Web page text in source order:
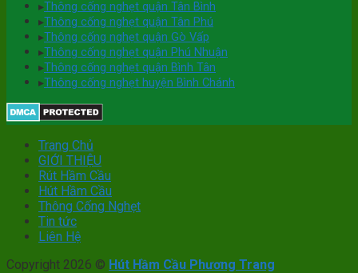
▸Thông cống nghẹt quận Tân Bình
▸Thông cống nghẹt quận Tân Phú
▸Thông cống nghẹt quận Gò Vấp
▸Thông cống nghẹt quận Phú Nhuận
▸Thông cống nghẹt quận Bình Tân
▸Thông cống nghẹt huyện Bình Chánh
Trang Chủ
GIỚI THIỆU
Rút Hầm Cầu
Hút Hầm Cầu
Thông Cống Nghẹt
Tin tức
Liên Hệ
Copyright 2026 © Hút Hầm Cầu Phương Trang